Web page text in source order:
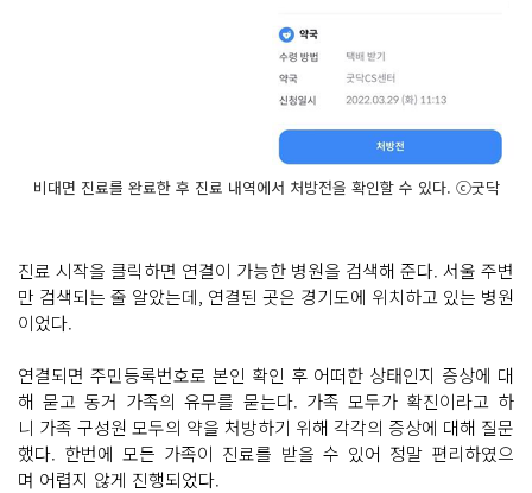
비대면 진료를 완료한 후 진료 내역에서 처방전을 확인할 수 있다. ⓒ굿닥
진료 시작을 클릭하면 연결이 가능한 병원을 검색해 준다. 서울 주변
만 검색되는 줄 알았는데, 연결된 곳은 경기도에 위치하고 있는 병원
이었다.
연결되면 주민등록번호로 본인 확인 후 어떠한 상태인지 증상에 대
해 묻고 동거 가족의 유무를 묻는다. 가족 모두가 확진이라고 하
니 가족 구성원 모두의 약을 처방하기 위해 각각의 증상에 대해 질문
했다. 한번에 모든 가족이 진료를 받을 수 있어 정말 편리하였으
며 어렵지 않게 진행되었다.